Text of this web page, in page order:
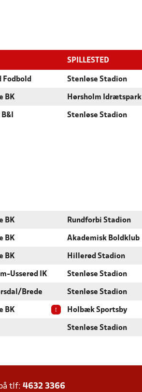
SPILLESTED
Fodbold Stenløse Stadion
BK Hørsholm Idrætspark
Stenløse Stadion
BK Rundforbi Stadion
BK Akademisk Boldklub
BK Hillerød Stadion
Usserød IK Stenløse Stadion
Brede Stenløse Stadion
BK ! Holbæk Sportsby
Stenløse Stadion
tlf: 4632 3366